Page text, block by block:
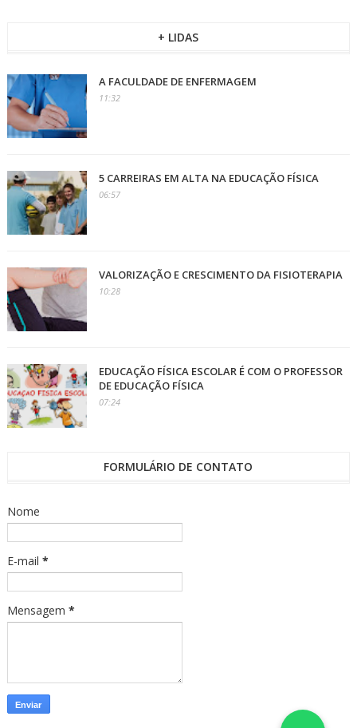
+ LIDAS
A FACULDADE DE ENFERMAGEM
11:32
5 CARREIRAS EM ALTA NA EDUCAÇÃO FÍSICA
06:57
VALORIZAÇÃO E CRESCIMENTO DA FISIOTERAPIA
10:28
EDUCAÇÃO FÍSICA ESCOLAR É COM O PROFESSOR
DE EDUCAÇÃO FÍSICA
07:24
FORMULÁRIO DE CONTATO
Nome
E-mail *
Mensagem *